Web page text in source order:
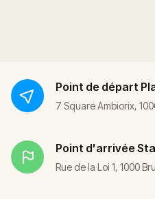
Point de départ
7 Square Ambiorix,
Point d'arrivée
Rue de la Loi 1, 1000